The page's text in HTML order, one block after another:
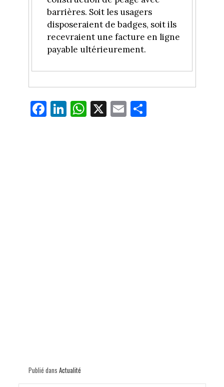
barrières. Soit les usagers
disposeraient de badges, soit ils
recevraient une facture en ligne
payable ultérieurement.
Fa
ce
Li
nk
W
ha
X E
m
Pa
rt
Publié dans Actualité